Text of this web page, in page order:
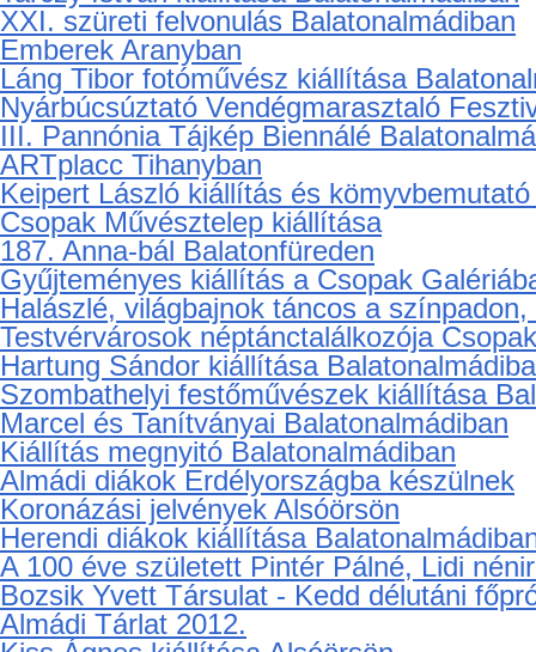
Téltemető, tavasz köszöntő vígasság
10 éves a Pannónia - pénteki kiállítás
Emlék-kiállítás nyílt Vörösberényben
Karácsonyfa díszítés Alsóörsön
Nagy András emlékkiállítás
Kalmár Lajos Gábor fotókiállítása
Garda Fesztivál Tihanyban, szombaton
Tarczy István kiállítása Balatonalmádiban
XXI. szüreti felvonulás Balatonalmádiban
Emberek Aranyban
Láng Tibor fotóművész kiállítása
Nyárbúcsúztató Vendégmarasztaló
III. Pannónia Tájkép Biennálé
ARTplacc Tihanyban
Keipert László kiállítás és
Csopak Művésztelep kiállítása
187. Anna-bál Balatonfüreden
Gyűjteményes kiállítás a Csopak
Halászlé, világbajnok táncos a
Testvérvárosok néptánctalálkozója
Hartung Sándor kiállítása
Szombathelyi festőművészek kiállítása